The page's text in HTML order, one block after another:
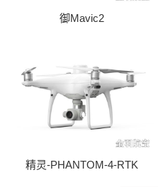
御Mavic2
精灵-PHANTOM-4-RTK